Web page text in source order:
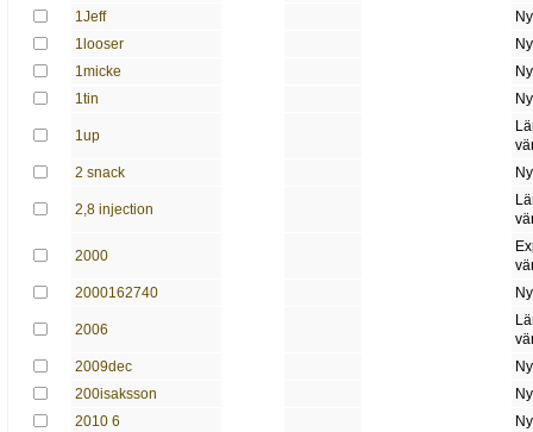
1Jeff
1looser
1micke
1tin
1up
2 snack
2,8 injection
2000
2000162740
2006
2009dec
200isaksson
2010 6